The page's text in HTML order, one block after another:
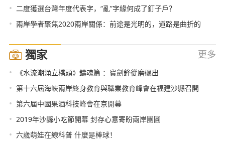
• 二度獲選台灣年度代表字，“亂”字緣何成了釘子戶？
• 兩岸學者聚焦2020兩岸關係：前途是光明的，道路是曲折的
獨家 更多
• 《水流潮涌立橋頭》鑄魂篇 ：寶劍鋒從磨礪出
• 第十六屆海峽兩岸終身教育與職業教育峰會在福建沙縣召開
• 第六屆中國果酒科技峰會在京開幕
• 2019年沙縣小吃節開幕 封存心意寄盼兩岸團圓
• 六歲萌娃在線科普 什麼是棒球！